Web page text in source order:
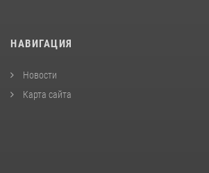
НАВИГАЦИЯ
Новости
Карта сайта